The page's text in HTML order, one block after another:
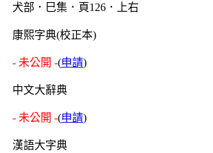
犬部．巳集．頁126．上右
康熙字典(校正本)
- 未公開 -(申請)
中文大辭典
- 未公開 -(申請)
漢語大字典